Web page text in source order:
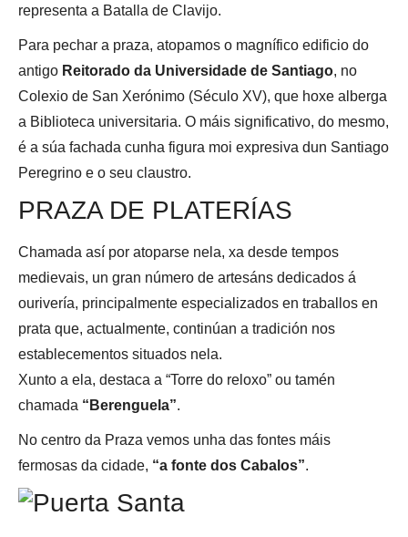
representa a Batalla de Clavijo.
Para pechar a praza, atopamos o magnífico edificio do
antigo Reitorado da Universidade de Santiago, no
Colexio de San Xerónimo (Século XV), que hoxe alberga
a Biblioteca universitaria. O máis significativo, do mesmo,
é a súa fachada cunha figura moi expresiva dun Santiago
Peregrino e o seu claustro.
PRAZA DE PLATERÍAS
Chamada así por atoparse nela, xa desde tempos
medievais, un gran número de artesáns dedicados á
ourivería, principalmente especializados en traballos en
prata que, actualmente, continúan a tradición nos
establecementos situados nela.
Xunto a ela, destaca a “Torre do reloxo” ou tamén
chamada “Berenguela”.
No centro da Praza vemos unha das fontes máis
fermosas da cidade, “a fonte dos Cabalos”.